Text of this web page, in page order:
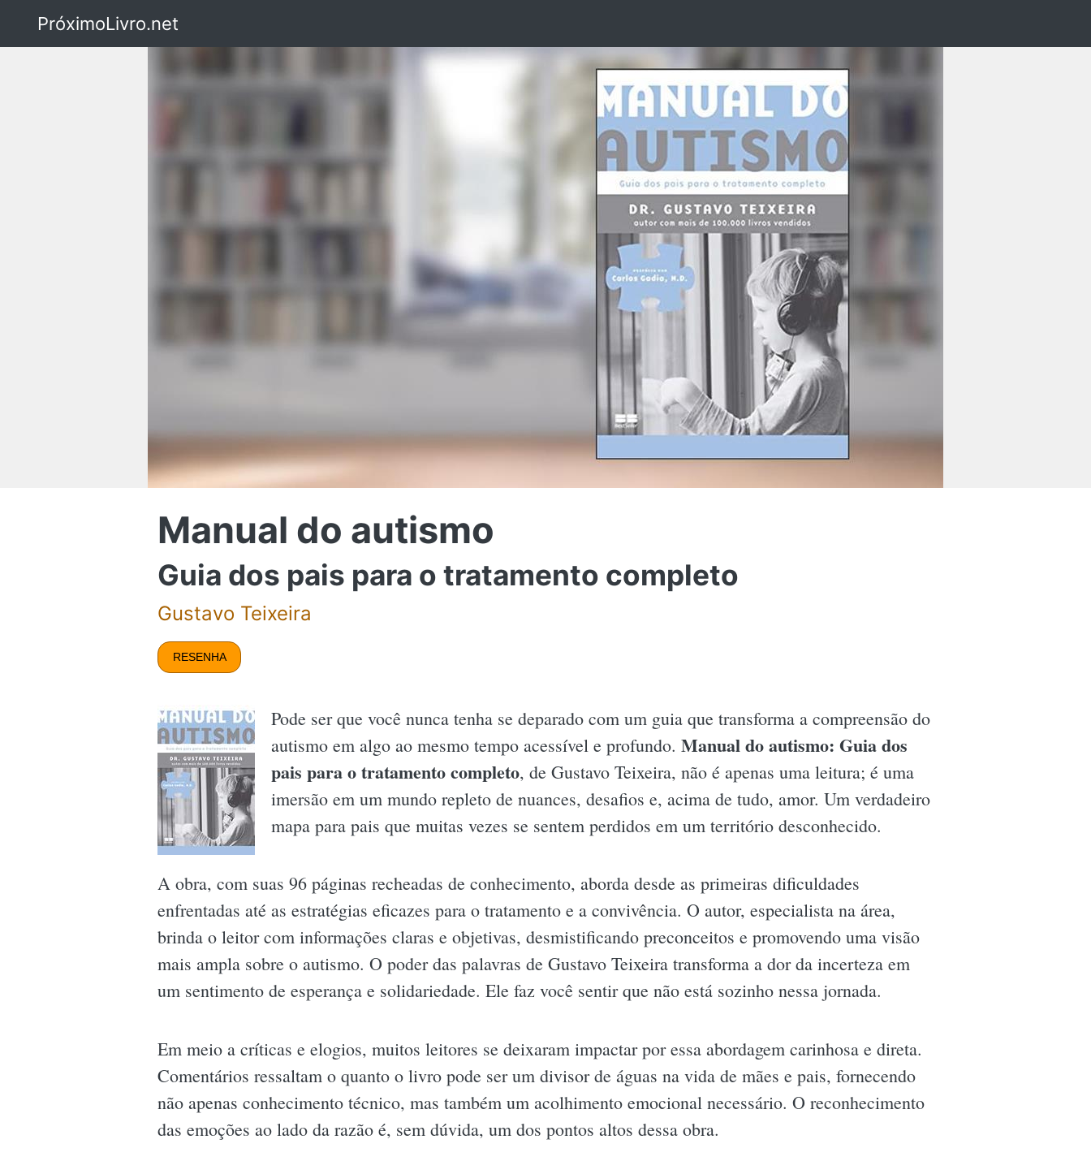
PróximoLivro.net
Manual do autismo
Guia dos pais para o tratamento completo
Gustavo Teixeira
RESENHA
Pode ser que você nunca tenha se deparado com um guia que transforma a compreensão do
autismo em algo ao mesmo tempo acessível e profundo. Manual do autismo: Guia dos
pais para o tratamento completo, de Gustavo Teixeira, não é apenas uma leitura; é uma
imersão em um mundo repleto de nuances, desafios e, acima de tudo, amor. Um verdadeiro
mapa para pais que muitas vezes se sentem perdidos em um território desconhecido.
A obra, com suas 96 páginas recheadas de conhecimento, aborda desde as primeiras dificuldades
enfrentadas até as estratégias eficazes para o tratamento e a convivência. O autor, especialista na área,
brinda o leitor com informações claras e objetivas, desmistificando preconceitos e promovendo uma visão
mais ampla sobre o autismo. O poder das palavras de Gustavo Teixeira transforma a dor da incerteza em
um sentimento de esperança e solidariedade. Ele faz você sentir que não está sozinho nessa jornada.
Em meio a críticas e elogios, muitos leitores se deixaram impactar por essa abordagem carinhosa e direta.
Comentários ressaltam o quanto o livro pode ser um divisor de águas na vida de mães e pais, fornecendo
não apenas conhecimento técnico, mas também um acolhimento emocional necessário. O reconhecimento
das emoções ao lado da razão é, sem dúvida, um dos pontos altos dessa obra.